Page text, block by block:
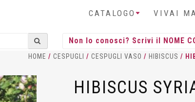
CATALOGO VIVAI
HOME / CESPUGLI / CESPUGLI VASO / HIBISCUS /
HIBISCUS